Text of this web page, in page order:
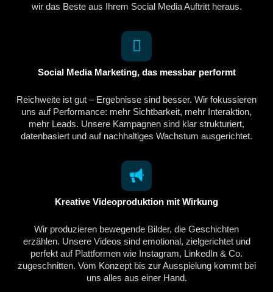
wir das Beste aus Ihrem Social Media Auftritt heraus.
Social Media Marketing, das messbar performt
Reichweite ist gut – Ergebnisse sind besser. Wir fokussieren
uns auf Performance: mehr Sichtbarkeit, mehr Interaktion,
mehr Leads. Unsere Kampagnen sind klar strukturiert,
datenbasiert und auf nachhaltiges Wachstum ausgerichtet.
Kreative Videoproduktion mit Wirkung
Wir produzieren bewegende Bilder, die Geschichten
erzählen. Unsere Videos sind emotional, zielgerichtet und
perfekt auf Plattformen wie Instagram, LinkedIn & Co.
zugeschnitten. Vom Konzept bis zur Ausspielung kommt bei
uns alles aus einer Hand.